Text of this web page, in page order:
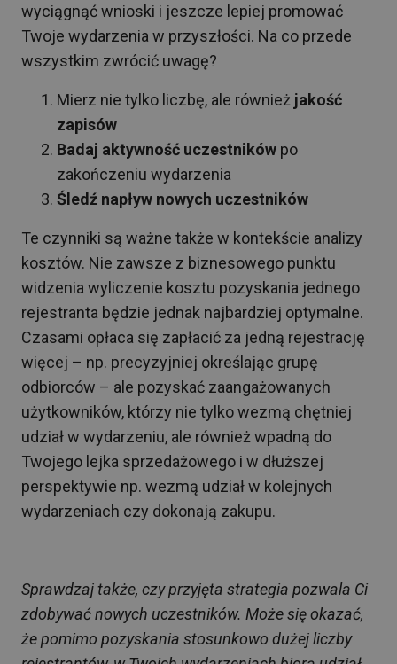
wyciągnąć wnioski i jeszcze lepiej promować
Twoje wydarzenia w przyszłości. Na co przede
wszystkim zwrócić uwagę?
Mierz nie tylko liczbę, ale również jakość
zapisów
Badaj aktywność uczestników po
zakończeniu wydarzenia
Śledź napływ nowych uczestników
Te czynniki są ważne także w kontekście analizy
kosztów. Nie zawsze z biznesowego punktu
widzenia wyliczenie kosztu pozyskania jednego
rejestranta będzie jednak najbardziej optymalne.
Czasami opłaca się zapłacić za jedną rejestrację
więcej – np. precyzyjniej określając grupę
odbiorców – ale pozyskać zaangażowanych
użytkowników, którzy nie tylko wezmą chętniej
udział w wydarzeniu, ale również wpadną do
Twojego lejka sprzedażowego i w dłuższej
perspektywie np. wezmą udział w kolejnych
wydarzeniach czy dokonają zakupu.
Sprawdzaj także, czy przyjęta strategia pozwala Ci
zdobywać nowych uczestników. Może się okazać,
że pomimo pozyskania stosunkowo dużej liczby